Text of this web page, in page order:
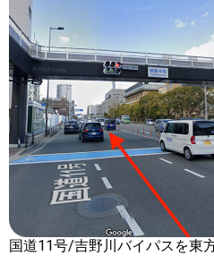
国道11号/吉野川バイパスを東